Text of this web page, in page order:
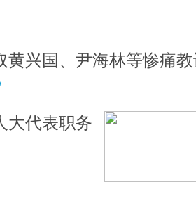
黄兴国、尹海林等惨痛教
大代表职务